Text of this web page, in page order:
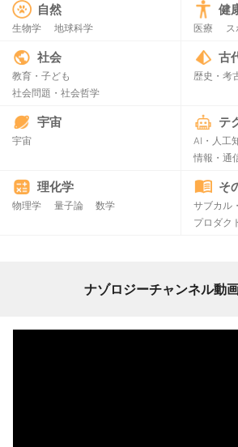
自然
生物学 地球科学
健
医療 ス
社会
教育・子ども
社会問題・社会哲学
古
歴史・考
宇宙
宇宙
テ
AI・人工
情報・通
理化学
物理学 量子論 数学
そ
サブカル
プロダク
ナゾロジーチャンネル動